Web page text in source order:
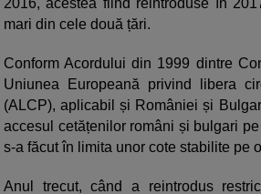
2016, acestea fiind reintroduse în
mari din cele două țări.
Conform Acordului din 1999 dintre
Uniunea Europeană privind libera
(ALCP), aplicabil și României și
accesul cetățenilor români și bulgari
s-a făcut în limita unor cote stabilite pe
Anul trecut, când a reintrodus